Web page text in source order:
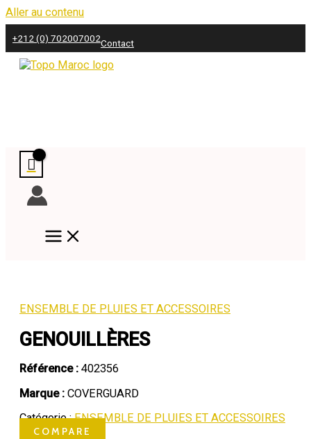
Aller au contenu
+212 (0) 702007002Contact
ENSEMBLE DE PLUIES ET ACCESSOIRES
GENOUILLÈRES
Référence : 402356
Marque : COVERGUARD
Catégorie :ENSEMBLE DE PLUIES ET ACCESSOIRES
COMPARE